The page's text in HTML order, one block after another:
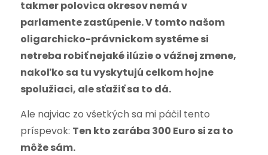
takmer polovica okresov nemá v
parlamente zastúpenie. V tomto našom
oligarchicko-právnickom systéme si
netreba robiť nejaké ilúzie o vážnej zmene,
nakoľko sa tu vyskytujú celkom hojne
spolužiaci, ale sťažiť sa to dá.
Ale najviac zo všetkých sa mi páčil tento
príspevok: Ten kto zarába 300 Euro si za to
môže sám.